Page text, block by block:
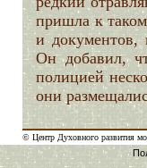
пришла к
и документов,
Он добавил,
полицией
они
© Центр Духовного развития